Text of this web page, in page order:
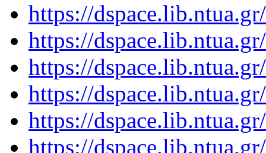
https://
https://
https://
https://
https://
https://